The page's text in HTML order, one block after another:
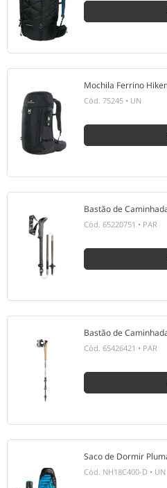
Mochila Ferrino
Cód. 75245 • UN
Bastão de
Cód. 65220751 • PAR
Bastão de
Cód. 65426421 • PAR
Saco de Dormir
Cód. NH18C400-D • UN